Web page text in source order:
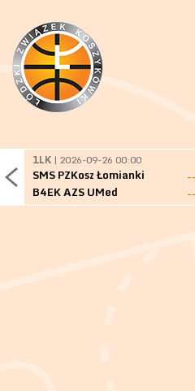
1LK | 2026-09-26 00:00
SMS PZKosz Łomianki
B4EK AZS UMed